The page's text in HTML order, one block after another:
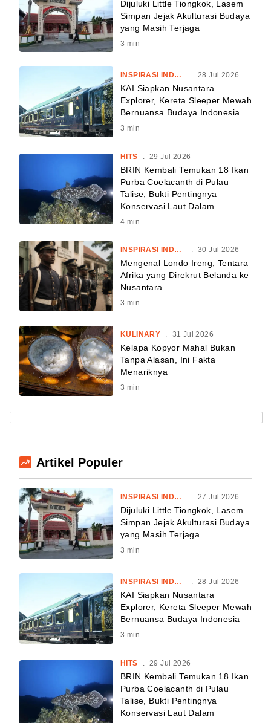
Dijuluki Little Tiongkok, Lasem
Simpan Jejak Akulturasi Budaya
yang Masih Terjaga
3 min
INSPIRASI INDONESIA . 28 Jul 2026
KAI Siapkan Nusantara
Explorer, Kereta Sleeper Mewah
Bernuansa Budaya Indonesia
3 min
HITS 29 Jul 2026
BRIN Kembali Temukan 18 Ikan
Purba Coelacanth di Pulau
Talise, Bukti Pentingnya
Konservasi Laut Dalam
4 min
INSPIRASI INDONESIA 30 Jul 2026
Mengenal Londo Ireng, Tentara
Afrika yang Direkrut Belanda ke
Nusantara
3 min
KULINARY . 31 Jul 2026
Kelapa Kopyor Mahal Bukan
Tanpa Alasan, Ini Fakta
Menariknya
3 min
Artikel Populer
INSPIRASI INDONESIA . 27 Jul 2026
Dijuluki Little Tiongkok, Lasem
Simpan Jejak Akulturasi Budaya
yang Masih Terjaga
3 min
INSPIRASI INDONESIA . 28 Jul 2026
KAI Siapkan Nusantara
Explorer, Kereta Sleeper Mewah
Bernuansa Budaya Indonesia
3 min
HITS 29 Jul 2026
BRIN Kembali Temukan 18 Ikan
Purba Coelacanth di Pulau
Talise, Bukti Pentingnya
Konservasi Laut Dalam